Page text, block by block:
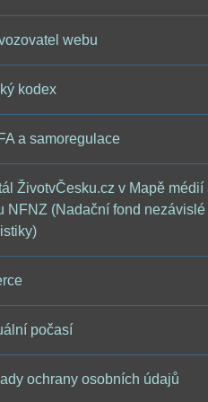
webu
kodex
a samoregulace
ŽivotvČesku.cz v Mapě médií
NFNZ (Nadační fond nezávislé
počasí
ochrany osobních údajů